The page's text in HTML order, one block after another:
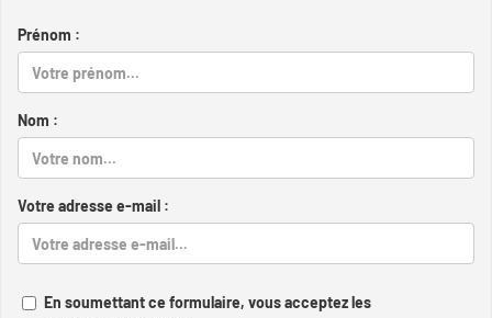
Prénom :
Nom :
Votre adresse e-mail :
En soumettant ce formulaire, vous acceptez les